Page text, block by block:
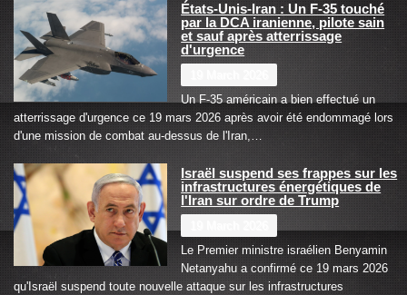
États-Unis-Iran : Un F-35 touché
par la DCA iranienne, pilote sain
et sauf après atterrissage
d'urgence
Un F-35 américain a bien effectué un
atterrissage d'urgence ce 19 mars 2026 après avoir été endommagé lors
d'une mission de combat au-dessus de l'Iran,…
Israël suspend ses frappes sur les
infrastructures énergétiques de
l'Iran sur ordre de Trump
Le Premier ministre israélien Benyamin
Netanyahu a confirmé ce 19 mars 2026
qu'Israël suspend toute nouvelle attaque sur les infrastructures